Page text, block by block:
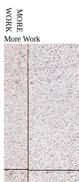
WORK MORE
More Work